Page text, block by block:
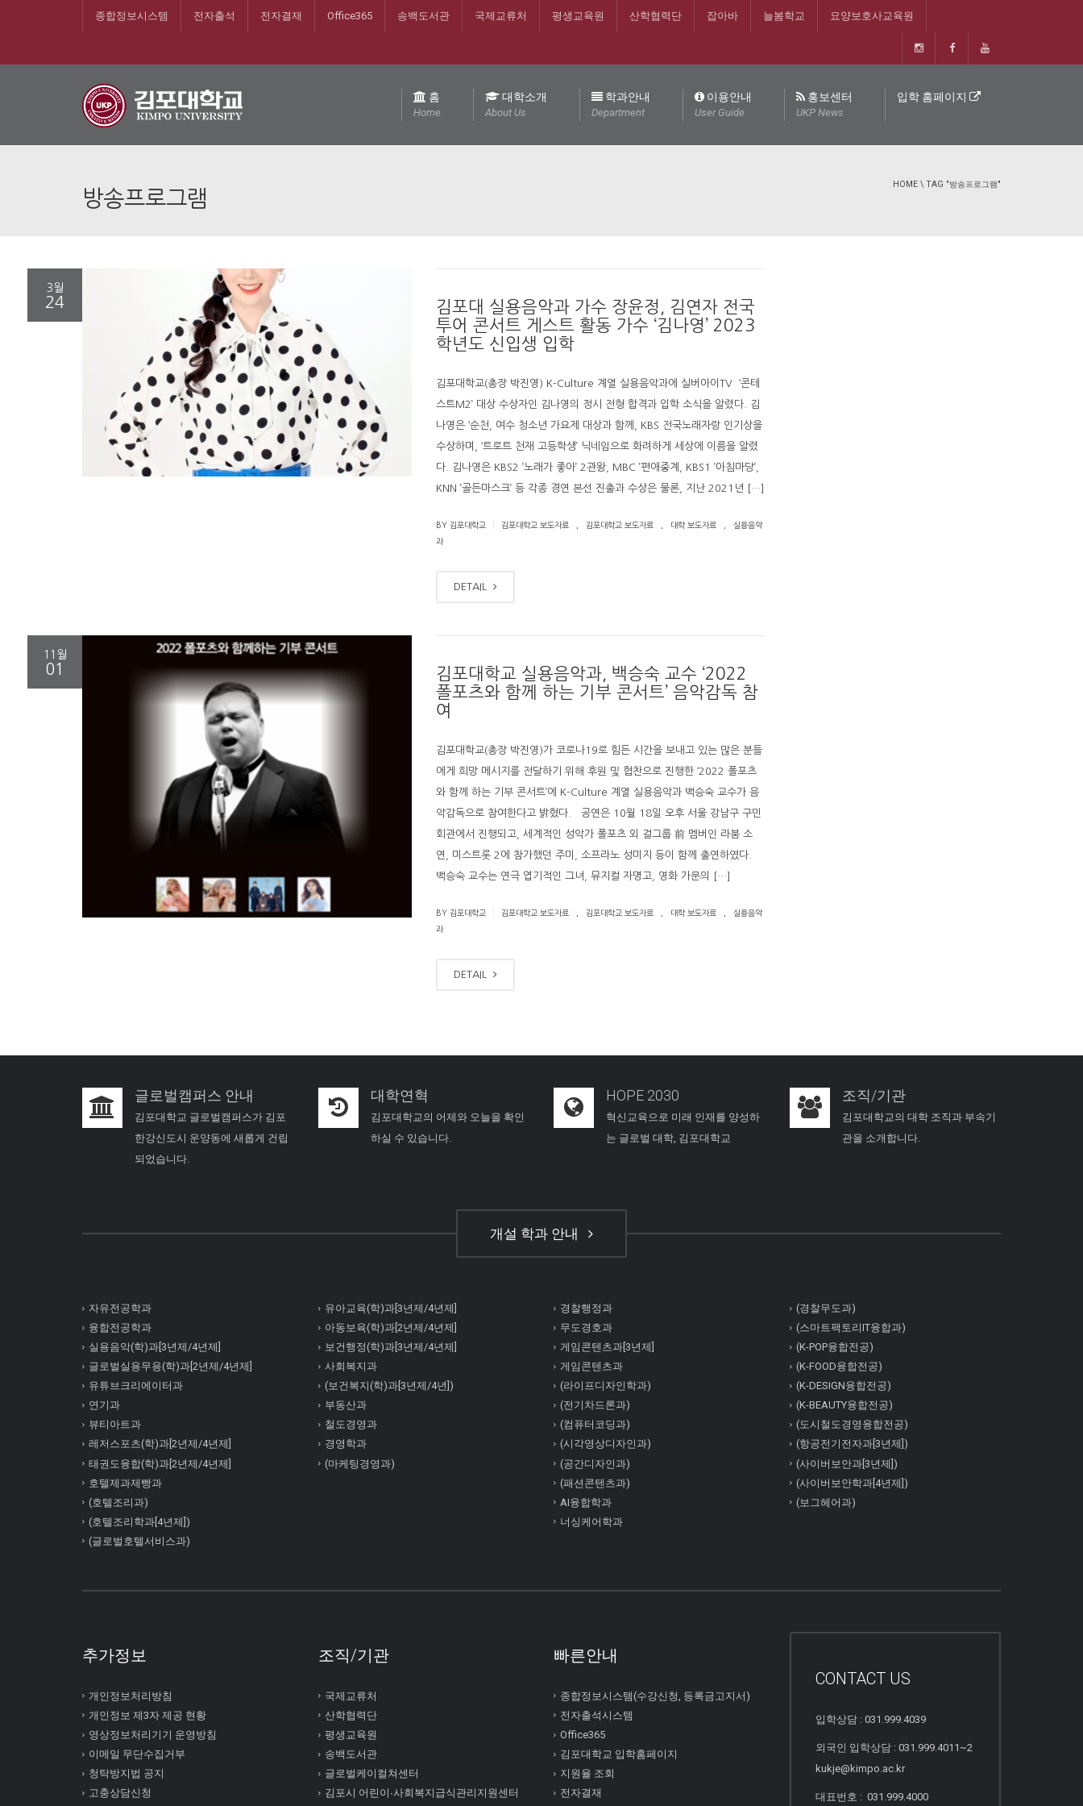
종합정보시스템 전자출석 전자결재 Office365 송백도서관 국제교류처 평생교육원 산학협력단 잡아바 늘봄학교 요양보호사교육원
홈
Home
대학소개
About Us
학과안내
Department
이용안내
User Guide
홍보센터
UKP News
입학 홈페이지
방송프로그램
HOME \ TAG "방송프로그램"
3월
24
김포대 실용음악과 가수 장윤정, 김연자 전국
투어 콘서트 게스트 활동 가수 ‘김나영’ 2023
학년도 신입생 입학
김포대학교(총장 박진영) K-Culture 계열 실용음악과에 실버아이TV ‘콘테
스트M2’ 대상 수상자인 김나영의 정시 전형 합격과 입학 소식을 알렸다. 김
나영은 ‘순천, 여수 청소년 가요제 대상과 함께, KBS 전국노래자랑 인기상을
수상하며, ‘트로트 천재 고등학생’ 닉네임으로 화려하게 세상에 이름을 알렸
다. 김나영은 KBS2 ’노래가 좋아’ 2관왕, MBC ’편애중계, KBS1 ’아침마당’,
KNN ’골든마스크’ 등 각종 경연 본선 진출과 수상은 물론, 지난 2021년 […]
BY 김포대학교 김포대학교 보도자료 김포대학교 보도자료 대학 보도자료
실용음악
과
DETAIL
11월
01
김포대학교 실용음악과, 백승숙 교수 ‘2022
폴포츠와 함께 하는 기부 콘서트’ 음악감독 참
여
김포대학교(총장 박진영)가 코로나19로 힘든 시간을 보내고 있는 많은 분들
에게 희망 메시지를 전달하기 위해 후원 및 협찬으로 진행한 ‘2022 폴포츠
와 함께 하는 기부 콘서트’에 K-Culture 계열 실용음악과 백승숙 교수가 음
악감독으로 참여한다고 밝혔다. 공연은 10월 18일 오후 서울 강남구 구민
회관에서 진행되고, 세계적인 성악가 폴포츠 외 걸그룹 前 멤버인 라붐 소
연, 미스트롯 2에 참가했던 주미, 소프라노 성미지 등이 함께 출연하였다.
백승숙 교수는 연극 엽기적인 그녀, 뮤지컬 자명고, 영화 가문의 […]
BY 김포대학교 김포대학교 보도자료 김포대학교 보도자료 대학 보도자료
실용음악
과
DETAIL
글로벌캠퍼스 안내
김포대학교 글로벌캠퍼스가 김포
한강신도시 운양동에 새롭게 건립
되었습니다.
대학연혁
김포대학교의 어제와 오늘을 확인
하실 수 있습니다.
HOPE 2030
혁신교육으로 미래 인재를 양성하
는 글로벌 대학, 김포대학교
조직/기관
김포대학교의 대학 조직과 부속기
관을 소개합니다.
개설 학과 안내
자유전공학과
융합전공학과
실용음악(학)과[3년제/4년제]
글로벌실용무용(학)과[2년제/4년제]
유튜브크리에이터과
연기과
뷰티아트과
레저스포츠(학)과[2년제/4년제]
태권도융합(학)과[2년제/4년제]
호텔제과제빵과
(호텔조리과)
(호텔조리학과[4년제])
(글로벌호텔서비스과)
유아교육(학)과[3년제/4년제]
아동보육(학)과[2년제/4년제]
보건행정(학)과[3년제/4년제]
사회복지과
(보건복지(학)과[3년제/4년])
부동산과
철도경영과
경영학과
(마케팅경영과)
경찰행정과
무도경호과
게임콘텐츠과[3년제]
게임콘텐츠과
(라이프디자인학과)
(전기차드론과)
(컴퓨터코딩과)
(시각영상디자인과)
(공간디자인과)
(패션콘텐츠과)
AI융합학과
너싱케어학과
(경찰무도과)
(스마트팩토리IT융합과)
(K-POP융합전공)
(K-FOOD융합전공)
(K-DESIGN융합전공)
(K-BEAUTY융합전공)
(도시철도경영융합전공)
(항공전기전자과[3년제])
(사이버보안과[3년제])
(사이버보안학과[4년제])
(보그헤어과)
추가정보
개인정보처리방침
개인정보 제3자 제공 현황
영상정보처리기기 운영방침
이메일 무단수집거부
청탁방지법 공지
고충상담신청
조직/기관
국제교류처
산학협력단
평생교육원
송백도서관
글로벌케이컬쳐센터
김포시 어린이∙사회복지급식관리지원센터
빠른안내
종합정보시스템(수강신청, 등록금고지서)
전자출석시스템
Office365
김포대학교 입학홈페이지
지원율 조회
전자결재
CONTACT US
입학상담 : 031.999.4039
외국인 입학상담 : 031.999.4011~2
kukje@kimpo.ac.kr
대표번호 : 031.999.4000